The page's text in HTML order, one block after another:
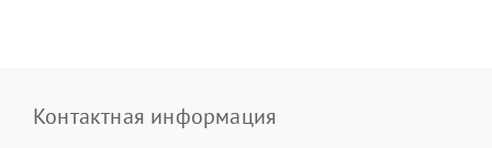
Контактная информация